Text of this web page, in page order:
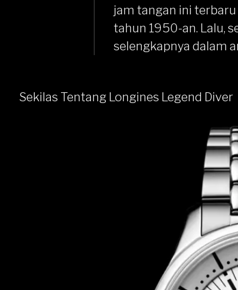
jam tangan ini
tahun 1950-an. Lalu,
selengkapnya dalam
Sekilas Tentang Longines Legend Diver